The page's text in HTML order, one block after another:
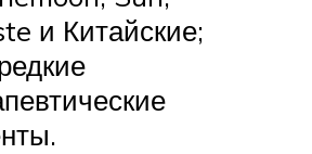
и Китайские;